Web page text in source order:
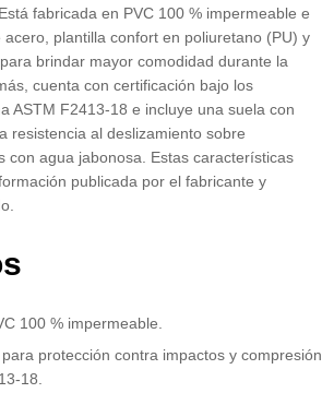
fabricada en PVC 100 % impermeable e
plantilla confort en poliuretano (PU) y
brindar mayor comodidad durante la
cuenta con certificación bajo los
ASTM F2413-18 e incluye una suela con
resistencia al deslizamiento sobre
con agua jabonosa. Estas características
publicada por el fabricante y
100 % impermeable.
protección contra impactos y compresión
18.